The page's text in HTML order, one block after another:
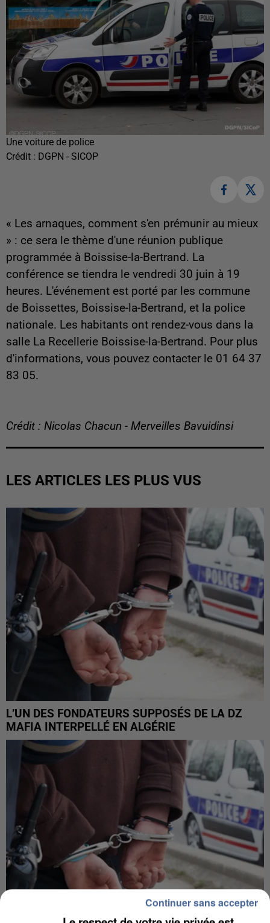
Une voiture de police
Crédit : DGPN - SICOP
« Les arnaques, comment s'en prémunir au mieux
» : ce sera le thème d'une réunion publique
programmée à Boissise-la-Bertrand. La
conférence se tiendra le vendredi 30 juin à 19
heures. L'événement est porté par les commune
de Boissettes, Boissise-la-Bertrand, et la police
nationale. Les habitants ont rendez-vous dans la
salle La Recellerie Boissise-la-Bertrand. Pour plus
d'informations, vous pouvez contacter le 01 64 37
83 05.
Crédit : Nicolas Chacun - Merveilles Bavuidinsi
LES ARTICLES LES PLUS VUS
L’UN DES FONDATEURS SUPPOSÉS DE LA DZ
MAFIA INTERPELLÉ EN ALGÉRIE
Continuer sans accepter